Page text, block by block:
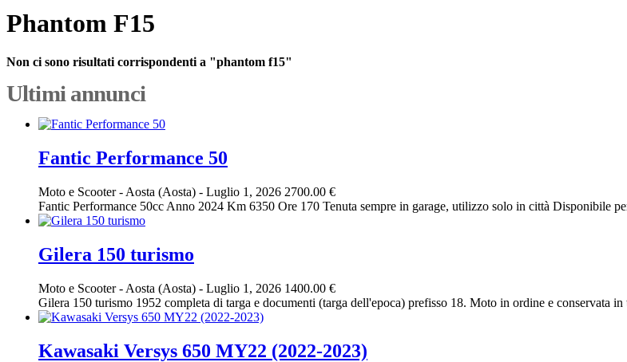
Phantom F15
Non ci sono risultati corrispondenti a "phantom f15"
Ultimi annunci
Fantic Performance 50
Moto e Scooter- Aosta (Aosta) - Luglio 1, 2026 2700.00 €
Fantic Performance 50cc Anno 2024 Km 6350 Ore 170 Tenuta sempre in garage, utilizzo solo in città Disponibile
Gilera 150 turismo
Moto e Scooter- Aosta (Aosta) - Luglio 1, 2026 1400.00 €
Gilera 150 turismo 1952 completa di targa e documenti (targa dell'epoca) prefisso 18. Moto in ordine e conservata in
Kawasaki Versys 650 MY22 (2022-2023)